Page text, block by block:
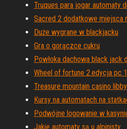
Truques para jogar automaty
Sacred 2 dodatkowe miejsca
Duże wygrane w blackjacku
Gra o gorączce cukru
Powłoka dachowa black jack
Wheel of fortune 2.edycja pc 1
Treasure mountain casino
Kursy na automatach na
Podwójne logowanie w
Jakie automaty są u alpinisty